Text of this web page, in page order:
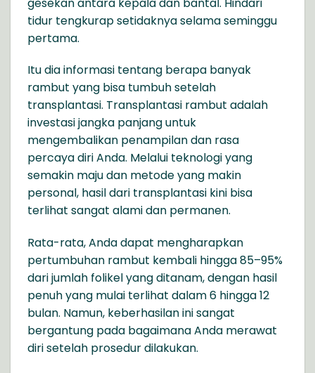
tidur tengkurap setidaknya selama seminggu
pertama.
Itu dia informasi tentang berapa banyak
rambut yang bisa tumbuh setelah
transplantasi. Transplantasi rambut adalah
investasi jangka panjang untuk
mengembalikan penampilan dan rasa
percaya diri Anda. Melalui teknologi yang
semakin maju dan metode yang makin
personal, hasil dari transplantasi kini bisa
terlihat sangat alami dan permanen.
Rata-rata, Anda dapat mengharapkan
pertumbuhan rambut kembali hingga 85–95%
dari jumlah folikel yang ditanam, dengan hasil
penuh yang mulai terlihat dalam 6 hingga 12
bulan. Namun, keberhasilan ini sangat
bergantung pada bagaimana Anda merawat
diri setelah prosedur dilakukan.